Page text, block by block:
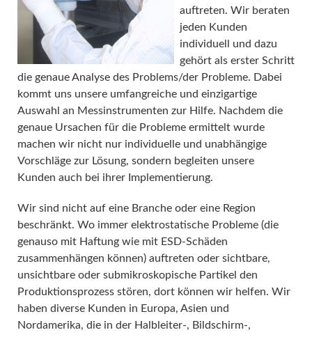
auftreten. Wir beraten
jeden Kunden
individuell und dazu
gehört als erster Schritt
die genaue Analyse des Problems/der Probleme. Dabei
kommt uns unsere umfangreiche und einzigartige
Auswahl an Messinstrumenten zur Hilfe. Nachdem die
genaue Ursachen für die Probleme ermittelt wurde
machen wir nicht nur individuelle und unabhängige
Vorschläge zur Lösung, sondern begleiten unsere
Kunden auch bei ihrer Implementierung.
Wir sind nicht auf eine Branche oder eine Region
beschränkt. Wo immer elektrostatische Probleme (die
genauso mit Haftung wie mit ESD-Schäden
zusammenhängen können) auftreten oder sichtbare,
unsichtbare oder submikroskopische Partikel den
Produktionsprozess stören, dort können wir helfen. Wir
haben diverse Kunden in Europa, Asien und
Nordamerika, die in der Halbleiter-, Bildschirm-,